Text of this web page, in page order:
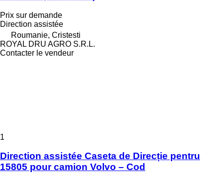
Prix sur demande
Direction assistée
Roumanie, Cristesti
ROYAL DRU AGRO S.R.L.
Contacter le vendeur
1
Direction assistée Caseta de Direcție pentru
15805 pour camion Volvo – Cod